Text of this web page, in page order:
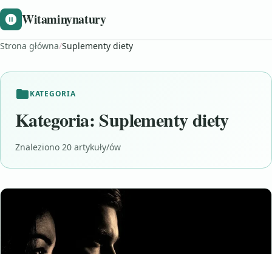
Witaminynatury
Strona główna/Suplementy diety
KATEGORIA
Kategoria: Suplementy diety
Znaleziono 20 artykuły/ów